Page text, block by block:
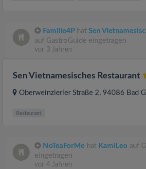
Familie4P hat Sen
auf GastroGuide eingetragen
vor 3 Jahren
Sen Vietnamesisches Restaurant
Oberweinzierler Straße 2, 94086 Bad
Restaurant
NoTeaForMe hat KamiLeo auf
eingetragen
vor 4 Jahren